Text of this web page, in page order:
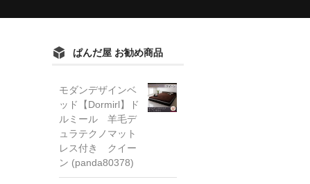
ぱんだ屋 お勧め商品
モダンデザインベ
ッド【Dormirl】ド
ルミール 羊毛デ
ュラテクノマット
レス付き クイー
ン (panda80378)